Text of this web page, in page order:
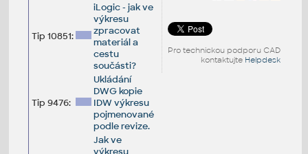
Pro technickou podporu CAD
kontaktujte Helpdesk
Tip 10851:
iLogic - jak ve
výkresu
zpracovat
materiál a
cestu
součásti?
Tip 9476:
Ukládání
DWG kopie
IDW výkresu
pojmenované
podle revize.
Jak ve
výkresu